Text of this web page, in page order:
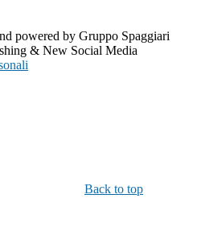
powered by Gruppo Spaggiari
& New Social Media
Back to top